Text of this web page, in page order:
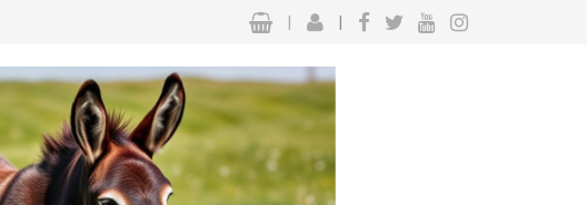
| |